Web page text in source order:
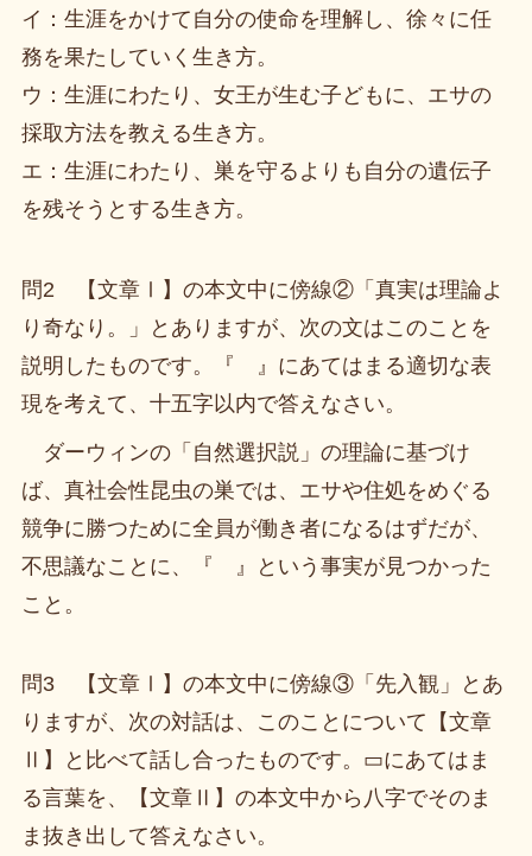
イ：生涯をかけて自分の使命を理解し、徐々に任
務を果たしていく生き方。
ウ：生涯にわたり、女王が生む子どもに、エサの
採取方法を教える生き方。
エ：生涯にわたり、巣を守るよりも自分の遺伝子
を残そうとする生き方。
問2 【文章Ⅰ】の本文中に傍線②「真実は理論よ
り奇なり。」とありますが、次の文はこのことを
説明したものです。『 』にあてはまる適切な表
現を考えて、十五字以内で答えなさい。
ダーウィンの「自然選択説」の理論に基づけ
ば、真社会性昆虫の巣では、エサや住処をめぐる
競争に勝つために全員が働き者になるはずだが、
不思議なことに、『 』という事実が見つかった
こと。
問3 【文章Ⅰ】の本文中に傍線③「先入観」とあ
りますが、次の対話は、このことについて【文章
Ⅱ】と比べて話し合ったものです。▭にあてはま
る言葉を、【文章Ⅱ】の本文中から八字でそのま
ま抜き出して答えなさい。